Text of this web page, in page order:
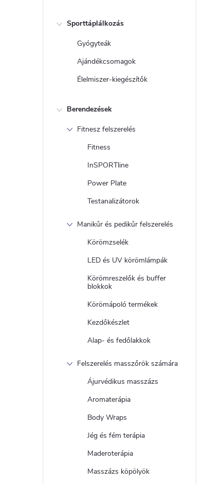
Sporttáplálkozás
Gyógyteák
Ajándékcsomagok
Élelmiszer-kiegészítők
Berendezések
Fitnesz felszerelés
Fitness
InSPORTline
Power Plate
Testanalizátorok
Manikűr és pedikűr felszerelés
Körömzselék
LED és UV körömlámpák
Körömreszelők és buffer
blokkok
Körömápoló termékek
Kezdőkészlet
Alap- és fedőlakkok
Felszerelés masszőrök számára
Ájurvédikus masszázs
Aromaterápia
Body Wraps
Jég és fém terápia
Maderoterápia
Masszázs köpölyök